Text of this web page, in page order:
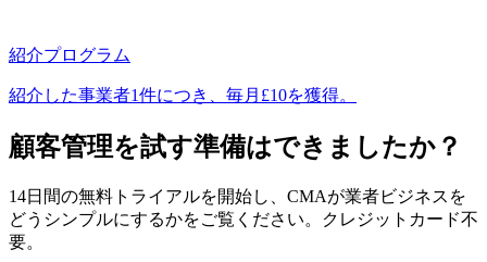
紹介プログラム
紹介した事業者1件につき、毎月£10を獲得。
顧客管理を試す準備はできましたか？
14日間の無料トライアルを開始し、CMAが業者ビジネスを
どうシンプルにするかをご覧ください。クレジットカード不
要。